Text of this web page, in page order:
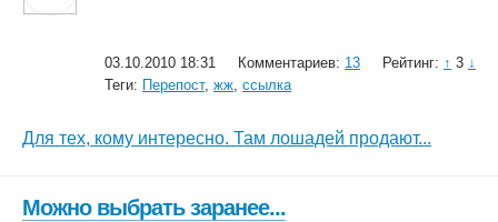
03.10.2010 18:31 Комментариев: 13 Рейтинг: ↑ 3 ↓
Теги: Перепост, жж, ссылка
Для тех, кому интересно. Там лошадей продают...
Можно выбрать заранее...